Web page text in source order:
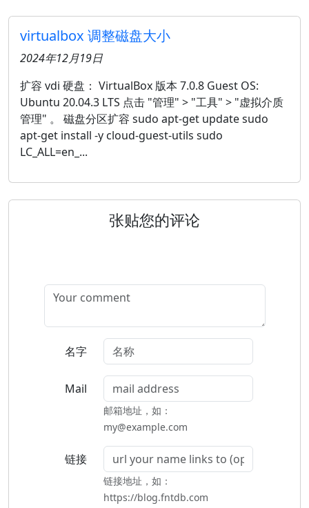
virtualbox 调整磁盘大小
2024年12月19日
扩容 vdi 硬盘： VirtualBox 版本 7.0.8 Guest OS:
Ubuntu 20.04.3 LTS 点击 "管理" > "工具" > "虚拟介质
管理" 。 磁盘分区扩容 sudo apt-get update sudo
apt-get install -y cloud-guest-utils sudo
LC_ALL=en_...
张贴您的评论
名字
Mail
邮箱地址，如：
my@example.com
链接
链接地址，如：
https://blog.fntdb.com